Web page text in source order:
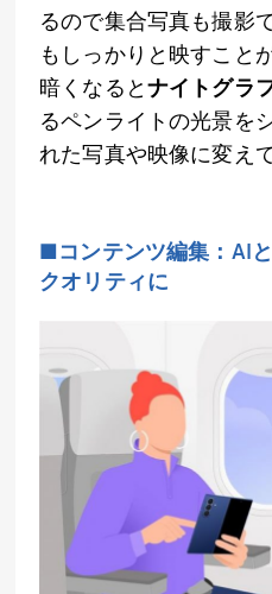
るので集合写真も撮影
もしっかりと映すこと
暗くなるとナイトグラ
るペンライトの光景を
れた写真や映像に変え
■コンテンツ編集： AI
クオリティに